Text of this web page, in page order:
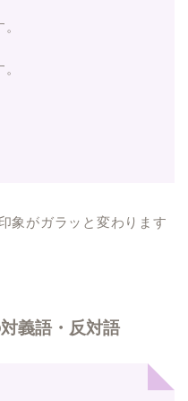
象がガラッと変わります
義語・反対語